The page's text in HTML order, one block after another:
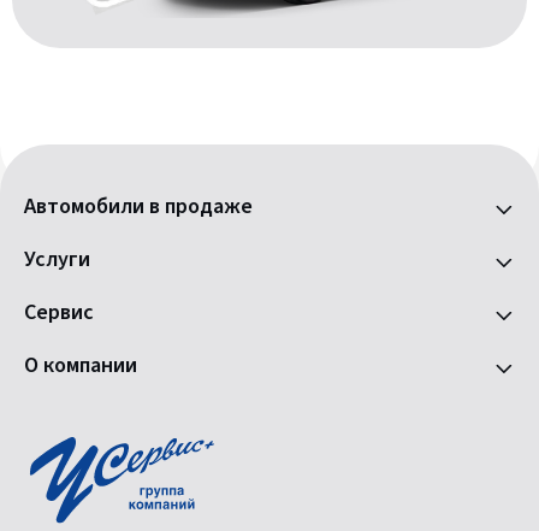
Автомобили в продаже
Услуги
Сервис
О компании